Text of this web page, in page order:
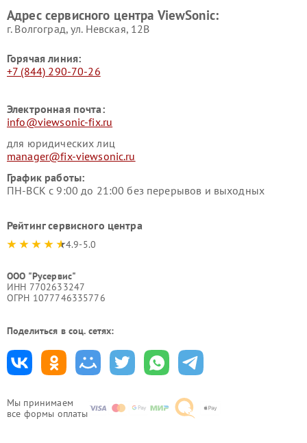
Мы принимаем
все формы оплаты
Адрес сервисного центра ViewSonic:
г. Волгоград, ул. Невская, 12В
Горячая линия:
+7 (844) 290-70-26
Электронная почта:
info@viewsonic-fix.ru
для юридических лиц
manager@fix-viewsonic.ru
График работы:
ПН-ВСК с 9:00 до 21:00 без перерывов и выходных
Рейтинг сервисного центра
4.9-5.0
ООО "Русервис"
ИНН 7702633247
ОГРН 1077746335776
Поделиться в соц. сетях: